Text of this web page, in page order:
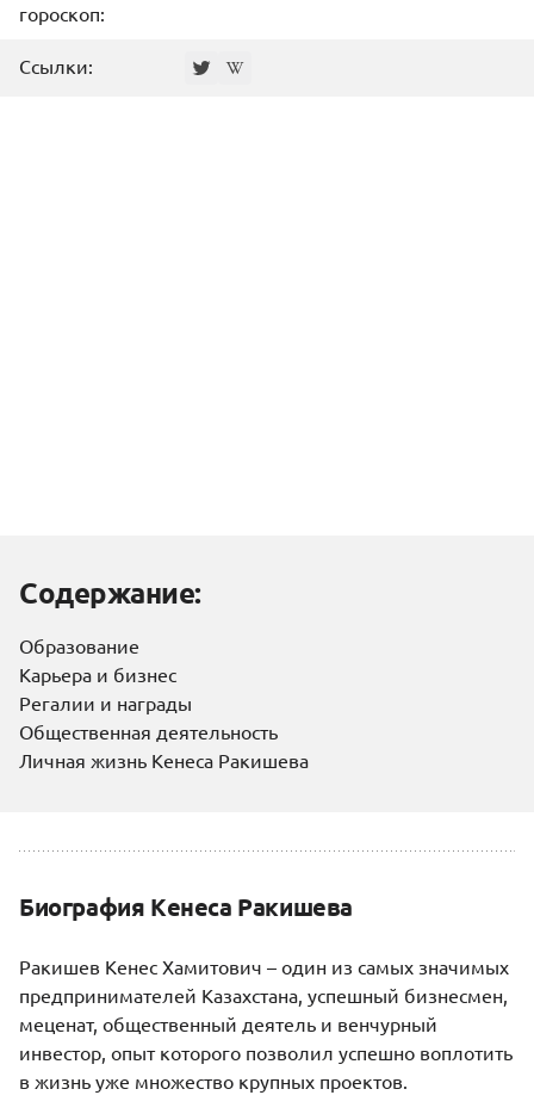
гороскоп:
Ссылки:
Содержание:
Образование
Карьера и бизнес
Регалии и награды
Общественная деятельность
Личная жизнь Кенеса Ракишева
Биография Кенеса Ракишева
Ракишев Кенес Хамитович – один из самых значимых
предпринимателей Казахстана, успешный бизнесмен,
меценат, общественный деятель и венчурный
инвестор, опыт которого позволил успешно воплотить
в жизнь уже множество крупных проектов.